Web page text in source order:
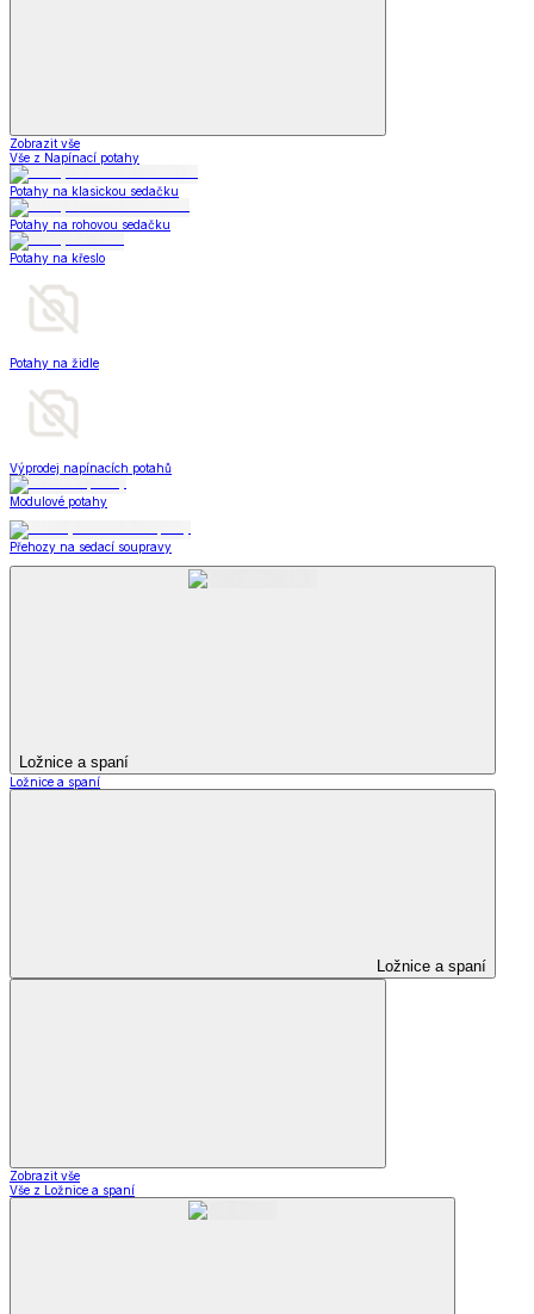
Zobrazit vše
Vše z Napínací potahy
Potahy na klasickou sedačku
Potahy na rohovou sedačku
Potahy na křeslo
Potahy na židle
Výprodej napínacích potahů
Modulové potahy
Přehozy na sedací soupravy
Ložnice a spaní
Ložnice a spaní
Ložnice a spaní
Zobrazit vše
Vše z Ložnice a spaní